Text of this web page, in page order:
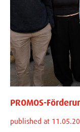
PROMOS-
published at